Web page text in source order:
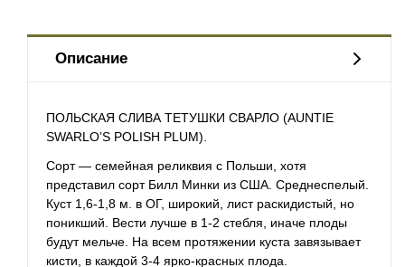
Описание
ПОЛЬСКАЯ СЛИВА ТЕТУШКИ СВАРЛО (AUNTIE
SWARLO’S POLISH PLUM).
Сорт — семейная реликвия с Польши, хотя
представил сорт Билл Минки из США. Среднеспелый.
Куст 1,6-1,8 м. в ОГ, широкий, лист раскидистый, но
поникший. Вести лучше в 1-2 стебля, иначе плоды
будут мельче. На всем протяжении куста завязывает
кисти, в каждой 3-4 ярко-красных плода.